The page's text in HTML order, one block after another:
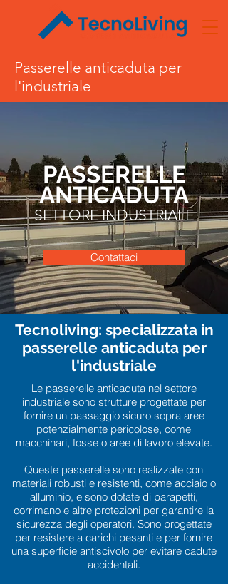
Passerelle anticaduta per
l'industriale
PASSERELLE
ANTICADUTA
SETTORE INDUSTRIALE
Contattaci
Tecnoliving: specializzata in
passerelle anticaduta per
l'industriale
Le passerelle anticaduta nel settore
industriale sono strutture progettate per
fornire un passaggio sicuro sopra aree
potenzialmente pericolose, come
macchinari, fosse o aree di lavoro elevate.
Queste passerelle sono realizzate con
materiali robusti e resistenti, come acciaio o
alluminio, e sono dotate di parapetti,
corrimano e altre protezioni per garantire la
sicurezza degli operatori. Sono progettate
per resistere a carichi pesanti e per fornire
una superficie antiscivolo per evitare cadute
accidentali.